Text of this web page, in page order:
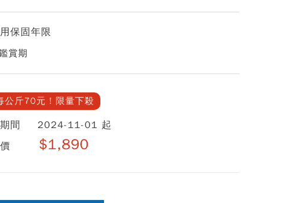
保固年限
賞期
公斤70元！限量下殺
間
2024-11-01 起
$1,890